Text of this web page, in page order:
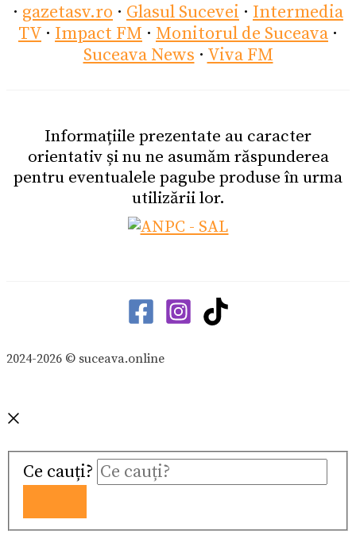
· gazetasv.ro · Glasul Sucevei · Intermedia
TV · Impact FM · Monitorul de Suceava ·
Suceava News · Viva FM
Informațiile prezentate au caracter
orientativ și nu ne asumăm răspunderea
pentru eventualele pagube produse în urma
utilizării lor.
2024-2026 © suceava.online
Ce cauți?